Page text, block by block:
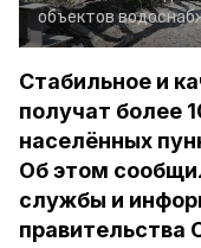
объектов
Стабильное и
получат более
населённых
Об этом
службы и
правительства